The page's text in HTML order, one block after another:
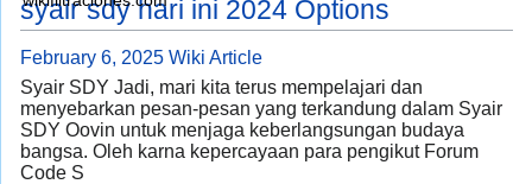
syair sdy hari ini 2024 Options
February 6, 2025 Wiki Article
Syair SDY Jadi, mari kita terus mempelajari dan
menyebarkan pesan-pesan yang terkandung dalam Syair
SDY Oovin untuk menjaga keberlangsungan budaya
bangsa. Oleh karna kepercayaan para pengikut Forum
Code S